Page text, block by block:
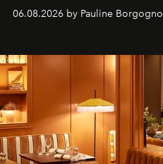
06.08.2026 by Pauline Borgogno